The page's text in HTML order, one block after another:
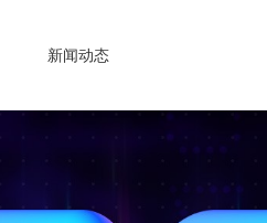
新闻动态